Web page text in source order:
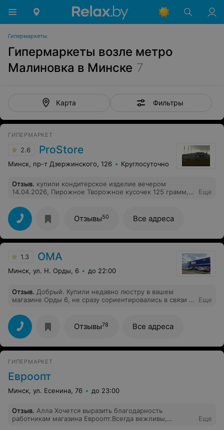
Гипермаркеты
Гипермаркеты возле метро
Малиновка в Минске 7
Карта Фильтры
ГИПЕРМАРКЕТ
2.6 ProStore
Минск, пр-т Дзержинского, 126 Круглосуточно
Отзыв. купили кондитерское изделие вечером
14.04.2026, Пирожное Творожное кусочек 125 грамм,
Еще
Отзывы50 Все адреса
1.3 ОМА
Минск, ул. Н. Орды, 6 до 22:00
Отзыв. Добрый. Купили недавно люстру в вашем
магазине Орды 6, не сразу сориентировались в связи с
куда идти . Продавец помог выбрать и подсказал какой
из вариантов лучше . Конечно покупателей много,
даже перебивали и встревали в разговор (видно
продавец был с железными нервами ), все сделал
обслужил. Спасибо за человеческий подход .
Еще
Отзывы78 Все адреса
ГИПЕРМАРКЕТ
Евроопт
Минск, ул. Есенина, 76 до 23:00
Отзыв. Алла Хочется выразить благодарность
работникам магазина Евроопт.Всегда вежливы,
Еще